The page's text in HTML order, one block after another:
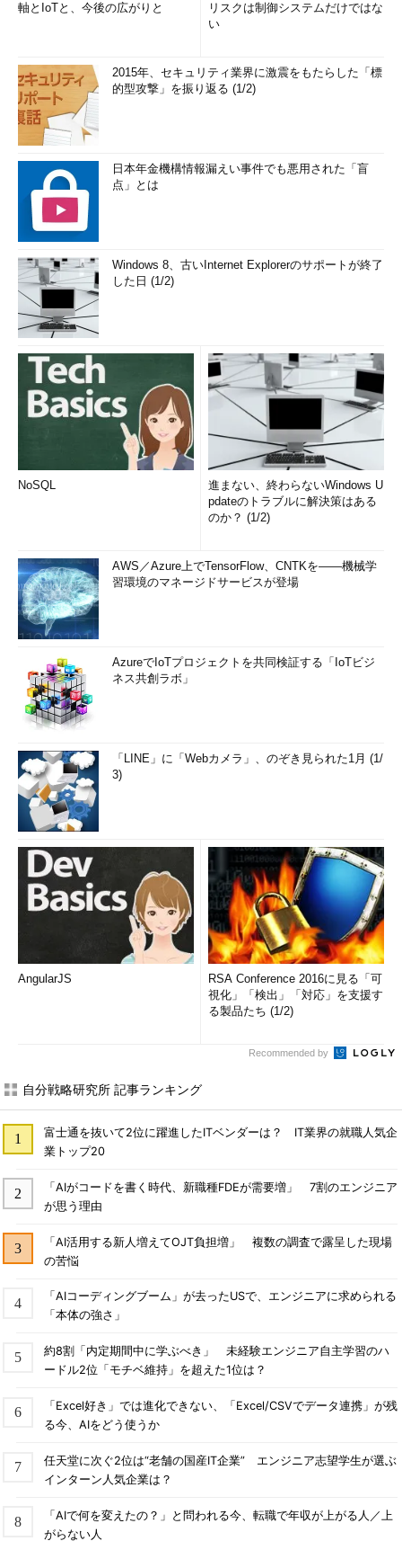
軸とIoTと、今後の広がりと
リスクは制御システムだけではな
い
2015年、セキュリティ業界に激震をもたらした「標
的型攻撃」を振り返る (1/2)
日本年金機構情報漏えい事件でも悪用された「盲
点」とは
Windows 8、古いInternet Explorerのサポートが終了
した日 (1/2)
NoSQL
進まない、終わらないWindows U
pdateのトラブルに解決策はある
のか？ (1/2)
AWS／Azure上でTensorFlow、CNTKを――機械学
習環境のマネージドサービスが登場
AzureでIoTプロジェクトを共同検証する「IoTビジ
ネス共創ラボ」
「LINE」に「Webカメラ」、のぞき見られた1月 (1/
3)
AngularJS
RSA Conference 2016に見る「可
視化」「検出」「対応」を支援す
る製品たち (1/2)
Recommended by
自分戦略研究所 記事ランキング
富士通を抜いて2位に躍進したITベンダーは？ IT業界の就職人気企
業トップ20
「AIがコードを書く時代、新職種FDEが需要増」 7割のエンジニア
が思う理由
「AI活用する新人増えてOJT負担増」 複数の調査で露呈した現場
の苦悩
「AIコーディングブーム」が去ったUSで、エンジニアに求められる
「本体の強さ」
約8割「内定期間中に学ぶべき」 未経験エンジニア自主学習のハ
ードル2位「モチベ維持」を超えた1位は？
「Excel好き」では進化できない、「Excel/CSVでデータ連携」が残
る今、AIをどう使うか
任天堂に次ぐ2位は“老舗の国産IT企業” エンジニア志望学生が選ぶ
インターン人気企業は？
「AIで何を変えたの？」と問われる今、転職で年収が上がる人／上
がらない人